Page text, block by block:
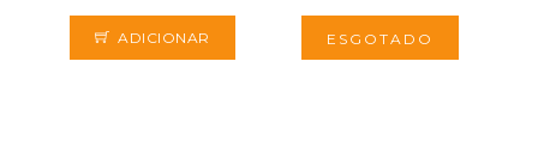
ADICIONAR ESGOTADO